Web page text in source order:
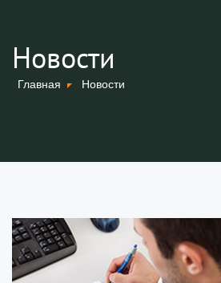
Новости
Главная Новости